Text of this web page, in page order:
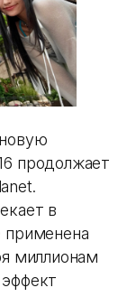
продолжает
в
применена
миллионам